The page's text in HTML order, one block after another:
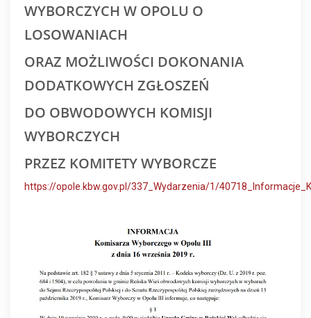
WYBORCZYCH W OPOLU O
LOSOWANIACH
ORAZ MOŻLIWOŚCI DOKONANIA
DODATKOWYCH ZGŁOSZEŃ
DO OBWODOWYCH KOMISJI
WYBORCZYCH
PRZEZ KOMITETY WYBORCZE
https://opole.kbw.gov.pl/337_Wydarzenia/1/